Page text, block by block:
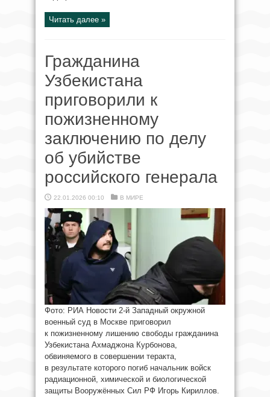
Читать далее »
Гражданина
Узбекистана
приговорили к
пожизненному
заключению по делу
об убийстве
российского генерала
22.01.2026 00:10 В МИРЕ
Фото: РИА Новости 2-й Западный окружной
военный суд в Москве приговорил
к пожизненному лишению свободы гражданина
Узбекистана Ахмаджона Курбонова,
обвиняемого в совершении теракта,
в результате которого погиб начальник войск
радиационной, химической и биологической
защиты Вооружённых Сил РФ Игорь Кириллов.